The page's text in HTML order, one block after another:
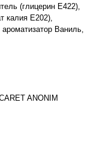
(глицерин E422),
калия Е202),
Ваниль,
ANONIM